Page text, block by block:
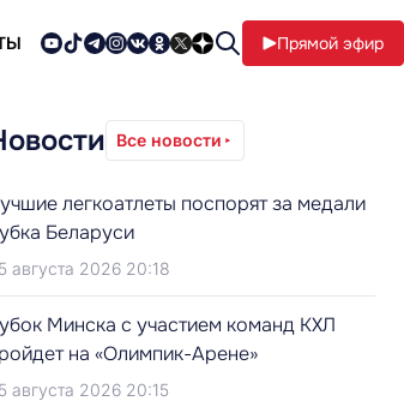
Прямой эфир
Все новости
легкоатлеты поспорят за медали
Беларуси
августа 2026 20:18
Минска с участием команд КХЛ
на «Олимпик-Арене»
августа 2026 20:15